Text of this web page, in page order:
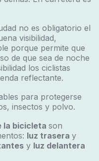
no es obligatorio el
visibilidad,
porque permite que
de que sea de noche
los ciclistas
reflectante.
para protegerse
insectos y polvo.
la bicicleta son
luz trasera y
y luz delantera